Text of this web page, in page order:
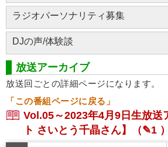
ラジオパーソナリティ募集
DJの声/体験談
放送アーカイブ
放送回ごとの詳細ページになります。
「この番組ページに戻る」
Vol.05～2023年4月9日生放送
ト さいとう千晶さん】
（✎1 ）